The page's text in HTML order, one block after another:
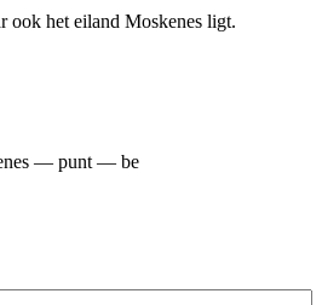
ook het eiland Moskenes ligt.
— punt — be